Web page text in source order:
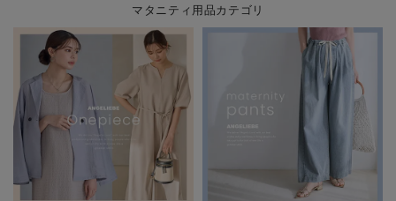
マタニティ用品カテゴリ